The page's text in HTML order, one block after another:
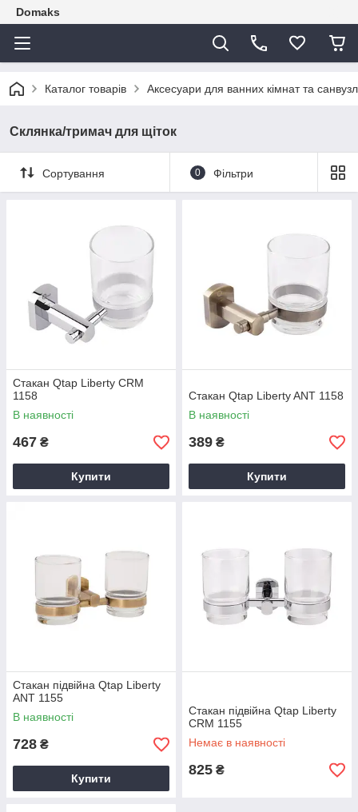
Domaks
Каталог товарів Аксесуари для ванних кімнат та
Склянка/тримач для щіток
Сортування 0 Фільтри
Стакан Qtap Liberty CRM
1158
В наявності
467 ₴
Купити
Стакан Qtap Liberty ANT 1158
В наявності
389 ₴
Купити
Стакан підвійна Qtap Liberty
ANT 1155
В наявності
728 ₴
Купити
Стакан підвійна Qtap Liberty
CRM 1155
Немає в наявності
825 ₴